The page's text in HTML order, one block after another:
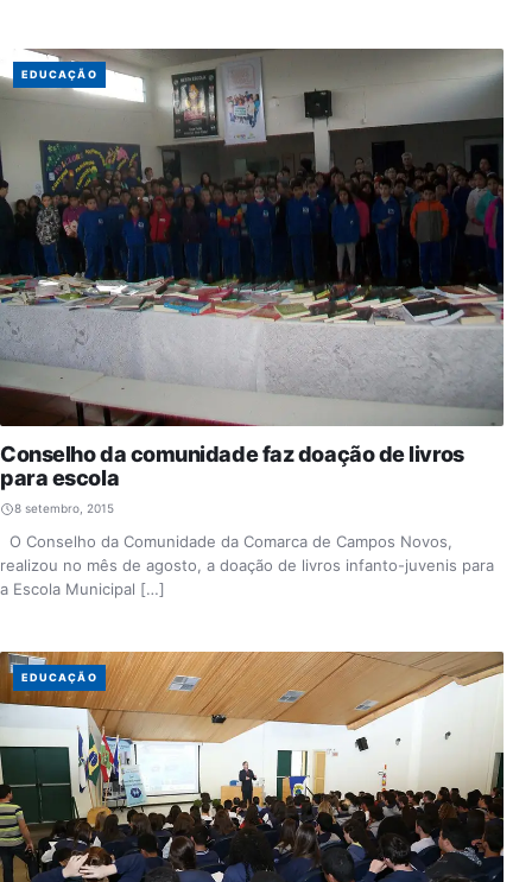
EDUCAÇÃO
Conselho da comunidade faz doação de livros
para escola
8 setembro, 2015
O Conselho da Comunidade da Comarca de Campos Novos,
realizou no mês de agosto, a doação de livros infanto-juvenis para
a Escola Municipal […]
EDUCAÇÃO